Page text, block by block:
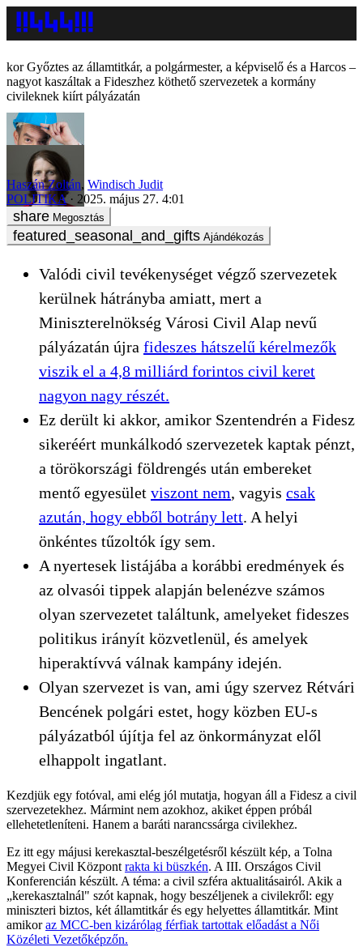
Győztes az államtitkár, a polgármester, a képviselő és a Harcos –
nagyot kaszáltak a Fideszhez köthető szervezetek a kormány
civileknek kiírt pályázatán
Haszán Zoltán, Windisch Judit
POLITIKA
2025. május 27. 4:01
Megosztás
Ajándékozás
Valódi civil tevékenységet végző szervezetek
kerülnek hátrányba amiatt, mert a
Miniszterelnökség Városi Civil Alap nevű
pályázatán újra fideszes hátszelű kérelmezők
viszik el a 4,8 milliárd forintos civil keret
nagyon nagy részét.
Ez derült ki akkor, amikor Szentendrén a Fidesz
sikeréért munkálkodó szervezetek kaptak pénzt,
a törökországi földrengés után embereket
mentő egyesület viszont nem, vagyis csak
azután, hogy ebből botrány lett. A helyi
önkéntes tűzoltók így sem.
A nyertesek listájába a korábbi eredmények és
az olvasói tippek alapján belenézve számos
olyan szervezetet találtunk, amelyeket fideszes
politikus irányít közvetlenül, és amelyek
hiperaktívvá válnak kampány idején.
Olyan szervezet is van, ami úgy szervez Rétvári
Bencének polgári estet, hogy közben EU-s
pályázatból újítja fel az önkormányzat elől
elhappolt ingatlant.
Kezdjük egy fotóval, ami elég jól mutatja, hogyan áll a Fidesz a civil
szervezetekhez. Mármint nem azokhoz, akiket éppen próbál
ellehetetleníteni. Hanem a baráti narancssárga civilekhez.
Ez itt egy májusi kerekasztal-beszélgetésről készült kép, a Tolna
Megyei Civil Központ rakta ki büszkén. A III. Országos Civil
Konferencián készült. A téma: a civil szféra aktualitásairól. Akik a
„kerekasztalnál" szót kapnak, hogy beszéljenek a civilekről: egy
miniszteri biztos, két államtitkár és egy helyettes államtitkár. Mint
amikoraz MCC-ben kizárólag férfiak tartottak előadást a Női
Közéleti Vezetőképzőn.